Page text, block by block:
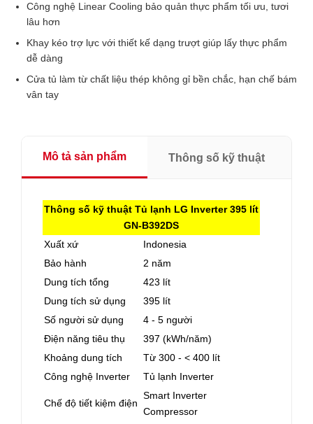
Công nghệ Linear Cooling bảo quản thực phẩm tối ưu, tươi
lâu hơn
Khay kéo trợ lực với thiết kế dạng trượt giúp lấy thực phẩm
dễ dàng
Cửa tủ làm từ chất liệu thép không gỉ bền chắc, hạn chế bám
vân tay
Mô tả sản phẩm Thông số kỹ thuật
Thông số kỹ thuật Tủ lạnh LG Inverter 395 lít
GN-B392DS
Xuất xứ
Indonesia
Bảo hành
2 năm
Dung tích tổng
423 lít
Dung tích sử dụng
395 lít
Số người sử dụng
4 - 5 người
Điện năng tiêu thụ
397 (kWh/năm)
Khoảng dung tích
Từ 300 - < 400 lít
Công nghệ Inverter
Tủ lạnh Inverter
Chế độ tiết kiệm điện
Smart Inverter
Compressor